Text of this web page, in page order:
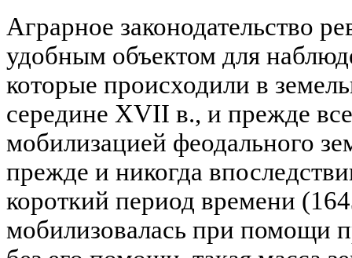
Аграрное законодательство
удобным объектом для
которые происходили в
середине XVII в., и прежде
мобилизацией феодального
прежде и никогда
короткий период времени
мобилизовалась при помощи